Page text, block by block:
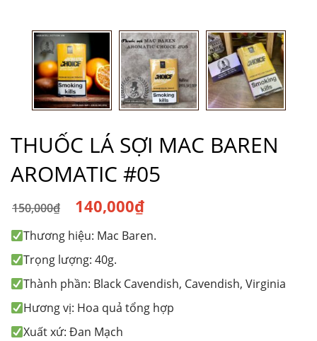
THUỐC LÁ SỢI MAC BAREN
AROMATIC #05
150,000₫
gốc
là:
150,000₫.
140,000₫
hiện
tại
là:
140,000₫.
Thương hiệu: Mac Baren.
Trọng lượng: 40g.
Thành phần: Black Cavendish, Cavendish, Virginia
Hương vị: Hoa quả tổng hợp
Xuất xứ: Đan Mạch